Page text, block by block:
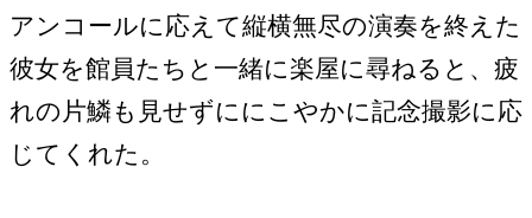
アンコールに応えて縦横無尽の演奏を終えた
彼女を館員たちと一緒に楽屋に尋ねると、疲
れの片鱗も見せずににこやかに記念撮影に応
じてくれた。